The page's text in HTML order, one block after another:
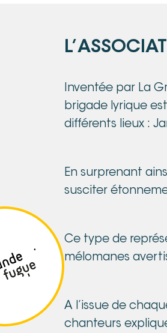
Inventée par La
brigade lyrique
différents lieux :
En surprenant
susciter
Ce type de
mélomanes
A l’issue de
chanteurs